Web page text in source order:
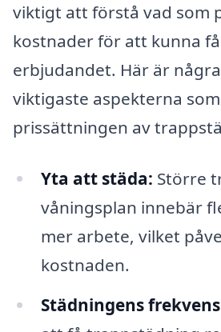
viktigt att förstå vad som
kostnader för att kunna
erbjudandet. Här är
viktigaste aspekterna
prissättningen av
Yta att städa: Större
våningsplan innebär
mer arbete, vilket
kostnaden.
Städningens